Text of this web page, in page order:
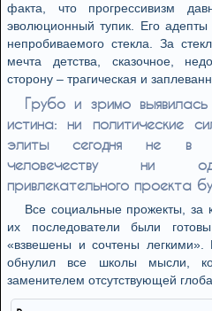
факта, что прогрессивизм
эволюционный тупик. Его
непробиваемого стекла. За
мечта детства, сказочное,
сторону – трагическая и
Грубо и зримо
истина: ни политические
элиты сегодня не в
человечеству ни
привлекательного проекта
Все социальные прожекты,
их последователи были
«взвешены и сочтены легкими».
обнулил все школы мысли,
заменителем отсутствующей